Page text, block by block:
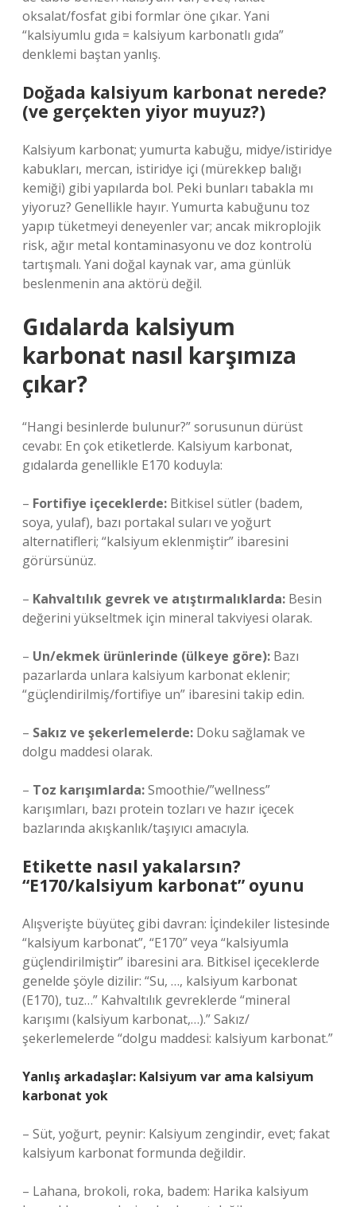
oksalat/fosfat gibi formlar öne çıkar. Yani
“kalsiyumlu gıda = kalsiyum karbonatlı gıda”
denklemi baştan yanlış.
Doğada kalsiyum karbonat nerede?
(ve gerçekten yiyor muyuz?)
Kalsiyum karbonat; yumurta kabuğu, midye/istiridye
kabukları, mercan, istiridye içi (mürekkep balığı
kemiği) gibi yapılarda bol. Peki bunları tabakla mı
yiyoruz? Genellikle hayır. Yumurta kabuğunu toz
yapıp tüketmeyi deneyenler var; ancak mikroplojik
risk, ağır metal kontaminasyonu ve doz kontrolü
tartışmalı. Yani doğal kaynak var, ama günlük
beslenmenin ana aktörü değil.
Gıdalarda kalsiyum
karbonat nasıl karşımıza
çıkar?
“Hangi besinlerde bulunur?” sorusunun dürüst
cevabı: En çok etiketlerde. Kalsiyum karbonat,
gıdalarda genellikle E170 koduyla:
– Fortifiye içeceklerde: Bitkisel sütler (badem,
soya, yulaf), bazı portakal suları ve yoğurt
alternatifleri; “kalsiyum eklenmiştir” ibaresini
görürsünüz.
– Kahvaltılık gevrek ve atıştırmalıklarda: Besin
değerini yükseltmek için mineral takviyesi olarak.
– Un/ekmek ürünlerinde (ülkeye göre): Bazı
pazarlarda unlara kalsiyum karbonat eklenir;
“güçlendirilmiş/fortifiye un” ibaresini takip edin.
– Sakız ve şekerlemelerde: Doku sağlamak ve
dolgu maddesi olarak.
– Toz karışımlarda:Smoothie/”wellness”
karışımları, bazı protein tozları ve hazır içecek
bazlarında akışkanlık/taşıyıcı amacıyla.
Etikette nasıl yakalarsın?
“E170/kalsiyum karbonat” oyunu
Alışverişte büyüteç gibi davran: İçindekiler listesinde
“kalsiyum karbonat”, “E170” veya “kalsiyumla
güçlendirilmiştir” ibaresini ara. Bitkisel içeceklerde
genelde şöyle dizilir: “Su, …, kalsiyum karbonat
(E170), tuz…” Kahvaltılık gevreklerde “mineral
karışımı (kalsiyum karbonat,…).” Sakız/
şekerlemelerde “dolgu maddesi: kalsiyum karbonat.”
Yanlış arkadaşlar: Kalsiyum var ama kalsiyum
karbonat yok
– Süt, yoğurt, peynir: Kalsiyum zengindir, evet; fakat
kalsiyum karbonat formunda değildir.
– Lahana, brokoli, roka, badem: Harika kalsiyum